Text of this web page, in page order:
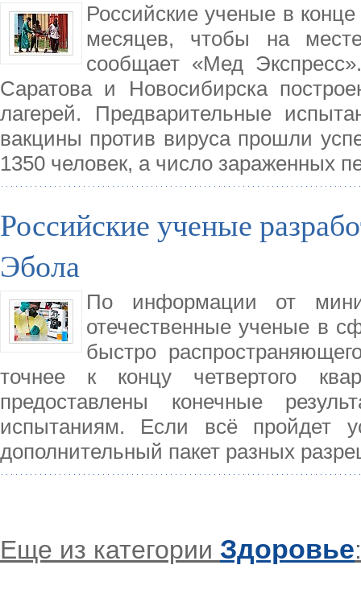
Российские ученые в
месяцев, чтобы на
сообщает «Мед
Саратова и Новосибирска
лагерей. Предварительные
вакцины против вируса прошли
1350 человек, а число зараженных
Российские ученые
Эбола
По информации от
отечественные ученые в
быстро
точнее к концу четвертого
предоставлены конечные
испытаниям. Если всё пройдет
дополнительный пакет разных
Еще из категории Здоровье: